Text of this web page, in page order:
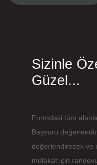
Sizinle
Güzel...
Formdaki tüm
Başvuru
değerlendirecek ve
mülakat için